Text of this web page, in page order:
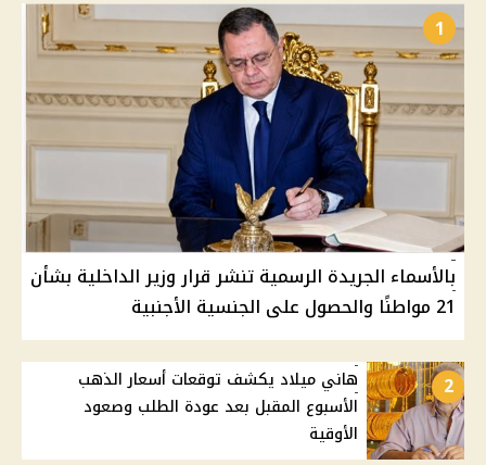
1
بالأسماء الجريدة الرسمية تنشر قرار وزير الداخلية بشأن
21 مواطنًا والحصول على الجنسية الأجنبية
2
هاني ميلاد يكشف توقعات أسعار الذهب
الأسبوع المقبل بعد عودة الطلب وصعود
الأوقية